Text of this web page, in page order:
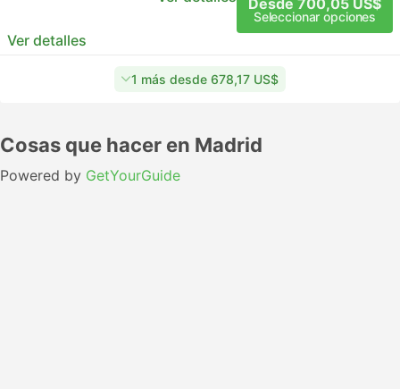
Desde 700,05 US$
Seleccionar opciones
Ver detalles
1 más desde 678,17 US$
Cosas que hacer en Madrid
Powered by GetYourGuide